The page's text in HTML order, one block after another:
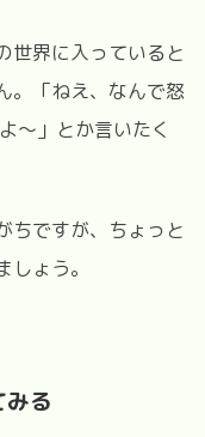
世界に入っていると
。「ねえ、なんで怒
～」とか言いたく
ちですが、ちょっと
ょう。
る